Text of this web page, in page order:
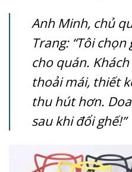
Anh Minh, chủ
Trang: “Tôi
cho quán.
thoải mái, thiết
thu hút hơn.
sau khi đổi ghế!”